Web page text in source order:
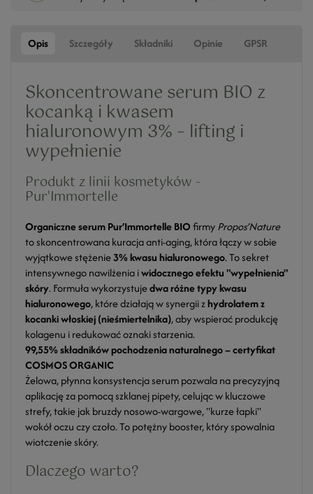
Opis Szczegóły Składniki Opinie GPSR
Skoncentrowane serum BIO z
kocanką i kwasem
hialuronowym 3% – lifting i
wypełnienie
Produkt z linii kosmetyków -
Pur'Immortelle
Organiczne serum Pur’Immortelle BIOfirmyPropos’Nature
to skoncentrowana kuracja anti-aging, która łączy w sobie
wyjątkowe stężenie3% kwasu hialuronowego. To sekret
intensywnego nawilżenia iwidocznego efektu "wypełnienia"
skóry. Formuła wykorzystujedwa różne typy kwasu
hialuronowego, które działają w synergii zhydrolatem z
kocanki włoskiej (nieśmiertelnika), aby wspierać produkcję
kolagenu i redukować oznaki starzenia.
99,55% składników pochodzenia naturalnego – certyfikat
COSMOS ORGANIC
Żelowa, płynna konsystencja serum pozwala na precyzyjną
aplikację za pomocą szklanej pipety, celując w kluczowe
strefy, takie jak bruzdy nosowo-wargowe, "kurze łapki"
wokół oczu czy czoło. To potężny booster, który spowalnia
wiotczenie skóry.
Dlaczego warto?